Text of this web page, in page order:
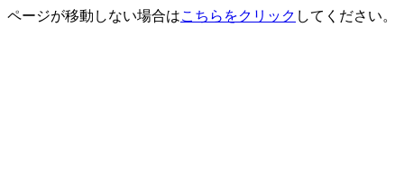
ページが移動しない場合はこちらをクリック してください。